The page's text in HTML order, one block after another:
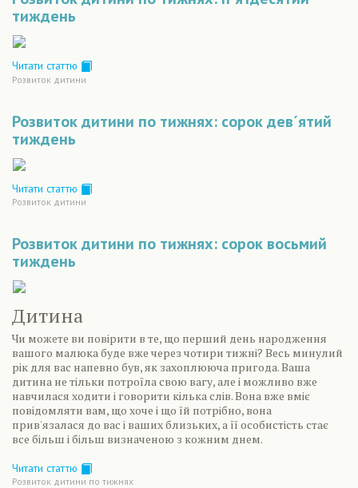
тиждень
Читати статтю
Розвиток дитини
Розвиток дитини по тижнях: сорок дев´ятий
тиждень
Читати статтю
Розвиток дитини
Розвиток дитини по тижнях: сорок восьмий
тиждень
Дитина
Чи можете ви повірити в те, що перший день народження
вашого малюка буде вже через чотири тижні? Весь минулий
рік для вас напевно був, як захоплююча пригода. Ваша
дитина не тільки потроїла свою вагу, але і можливо вже
навчилася ходити і говорити кілька слів. Вона вже вміє
повідомляти вам, що хоче і що їй потрібно, вона
прив'язалася до вас і ваших близьких, а її особистість стає
все більш і більш визначеною з кожним днем.
Читати статтю
Розвиток дитини по тижнях